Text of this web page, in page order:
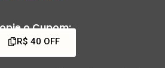
o Cupom:
R$ 40 OFF